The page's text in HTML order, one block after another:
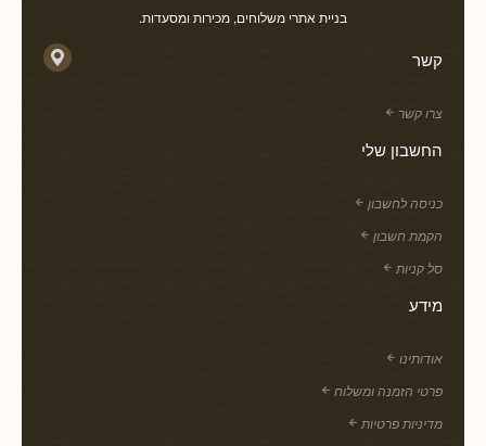
בניית אתרי משלוחים, מכירות ומסעדות.
קשר
צרו קשר
החשבון שלי
כניסה לחשבון
הקמת חשבון
סל קניות
מידע
אודותינו
פרטי הזמנה ומשלוח
מדיניות פרטיות